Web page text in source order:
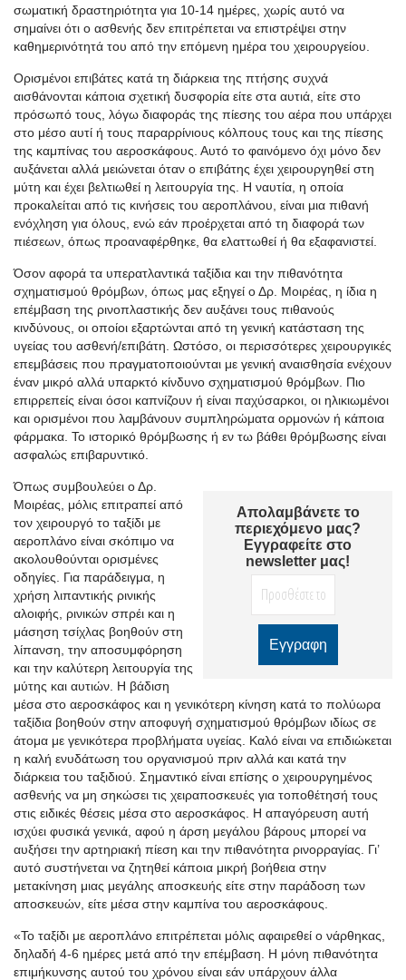
σωματική δραστηριότητα για 10-14 ημέρες, χωρίς αυτό να
σημαίνει ότι ο ασθενής δεν επιτρέπεται να επιστρέψει στην
καθημερινότητά του από την επόμενη ημέρα του χειρουργείου.
Ορισμένοι επιβάτες κατά τη διάρκεια της πτήσης συχνά
αισθάνονται κάποια σχετική δυσφορία είτε στα αυτιά, είτε στο
πρόσωπό τους, λόγω διαφοράς της πίεσης του αέρα που υπάρχει
στο μέσο αυτί ή τους παραρρίνιους κόλπους τους και της πίεσης
της καμπίνας του αεροσκάφους. Αυτό το φαινόμενο όχι μόνο δεν
αυξάνεται αλλά μειώνεται όταν ο επιβάτης έχει χειρουργηθεί στη
μύτη και έχει βελτιωθεί η λειτουργία της. Η ναυτία, η οποία
προκαλείται από τις κινήσεις του αεροπλάνου, είναι μια πιθανή
ενόχληση για όλους, ενώ εάν προέρχεται από τη διαφορά των
πιέσεων, όπως προαναφέρθηκε, θα ελαττωθεί ή θα εξαφανιστεί.
Όσον αφορά τα υπερατλαντικά ταξίδια και την πιθανότητα
σχηματισμού θρόμβων, όπως μας εξηγεί ο Δρ. Μοιρέας, η ίδια η
επέμβαση της ρινοπλαστικής δεν αυξάνει τους πιθανούς
κινδύνους, οι οποίοι εξαρτώνται από τη γενική κατάσταση της
υγείας του ασθενή/επιβάτη. Ωστόσο, οι περισσότερες χειρουργικές
επεμβάσεις που πραγματοποιούνται με γενική αναισθησία ενέχουν
έναν μικρό αλλά υπαρκτό κίνδυνο σχηματισμού θρόμβων. Πιο
επιρρεπείς είναι όσοι καπνίζουν ή είναι παχύσαρκοι, οι ηλικιωμένοι
και ορισμένοι που λαμβάνουν συμπληρώματα ορμονών ή κάποια
φάρμακα. Το ιστορικό θρόμβωσης ή εν τω βάθει θρόμβωσης είναι
ασφαλώς επιβαρυντικό.
Απολαμβάνετε το
περιεχόμενο μας?
Εγγραφείτε στο
newsletter μας!
Όπως συμβουλεύει ο Δρ.
Μοιρέας, μόλις επιτραπεί από
τον χειρουργό το ταξίδι με
αεροπλάνο είναι σκόπιμο να
ακολουθούνται ορισμένες
οδηγίες. Για παράδειγμα, η
χρήση λιπαντικής ρινικής
αλοιφής, ρινικών σπρέι και η
μάσηση τσίχλας βοηθούν στη
λίπανση, την αποσυμφόρηση
και την καλύτερη λειτουργία της
μύτης και αυτιών. Η βάδιση
μέσα στο αεροσκάφος και η γενικότερη κίνηση κατά το πολύωρα
ταξίδια βοηθούν στην αποφυγή σχηματισμού θρόμβων ιδίως σε
άτομα με γενικότερα προβλήματα υγείας. Καλό είναι να επιδιώκεται
η καλή ενυδάτωση του οργανισμού πριν αλλά και κατά την
διάρκεια του ταξιδιού. Σημαντικό είναι επίσης ο χειρουργημένος
ασθενής να μη σηκώσει τις χειραποσκευές για τοποθέτησή τους
στις ειδικές θέσεις μέσα στο αεροσκάφος. Η απαγόρευση αυτή
ισχύει φυσικά γενικά, αφού η άρση μεγάλου βάρους μπορεί να
αυξήσει την αρτηριακή πίεση και την πιθανότητα ρινορραγίας. Γι’
αυτό συστήνεται να ζητηθεί κάποια μικρή βοήθεια στην
μετακίνηση μιας μεγάλης αποσκευής είτε στην παράδοση των
αποσκευών, είτε μέσα στην καμπίνα του αεροσκάφους.
«Το ταξίδι με αεροπλάνο επιτρέπεται μόλις αφαιρεθεί ο νάρθηκας,
δηλαδή 4-6 ημέρες μετά από την επέμβαση. Η μόνη πιθανότητα
επιμήκυνσης αυτού του χρόνου είναι εάν υπάρχουν άλλα